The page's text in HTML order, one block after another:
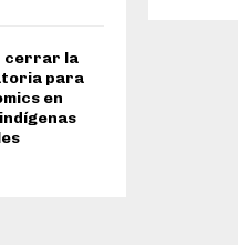
cerrar la
para
en